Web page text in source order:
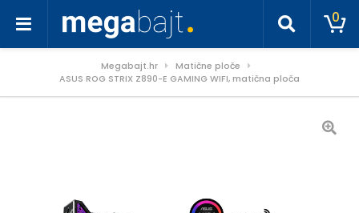
0
Megabajt.hr
Matične ploče
ASUS ROG STRIX Z890-E GAMING WIFI, matična ploča